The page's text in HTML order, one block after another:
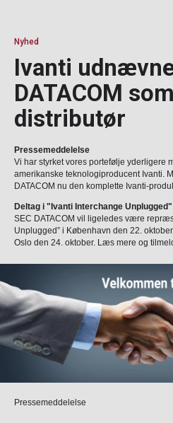
Nyhed
Ivanti
DATACOM
distributør
Pressemeddelelse
Vi har styrket vores portefølje yderligere
amerikanske teknologiproducent Ivanti.
DATACOM nu den komplette Ivanti-
Deltag i "Ivanti Interchange Unplugged"
SEC DATACOM vil ligeledes være
Unplugged” i København den 22.
Oslo den 24. oktober. Læs mere og
Pressemeddelelse